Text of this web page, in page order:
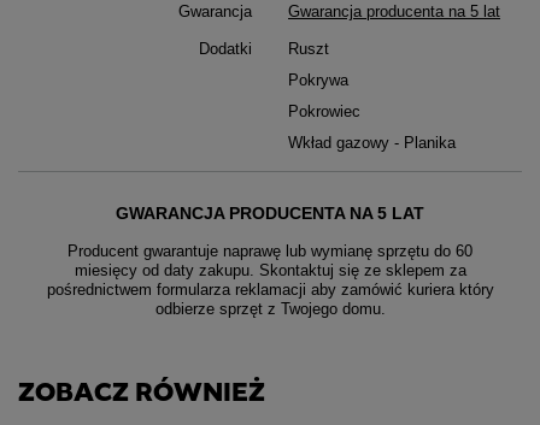
Gwarancja Gwarancja producenta na 5 lat
Dodatki
Ruszt
Pokrywa
Pokrowiec
Wkład gazowy - Planika
GWARANCJA PRODUCENTA NA 5 LAT
Producent gwarantuje naprawę lub wymianę sprzętu do 60
miesięcy od daty zakupu. Skontaktuj się ze sklepem za
pośrednictwem formularza reklamacji aby zamówić kuriera który
odbierze sprzęt z Twojego domu.
ZOBACZ RÓWNIEŻ